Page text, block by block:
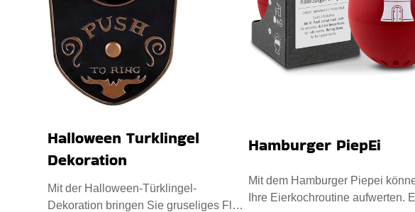
Halloween Turklingel
Dekoration
Mit der Halloween-Türklingel-
Dekoration bringen Sie gruseliges Flair
Hamburger PiepEi
Mit dem Hamburger Piepei
Ihre Eierkochroutine aufwerten.